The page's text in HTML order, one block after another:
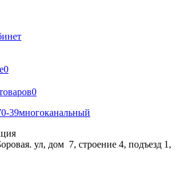
0
0
39многоканальный
ул, дом 7, строение 4, подъезд 1,